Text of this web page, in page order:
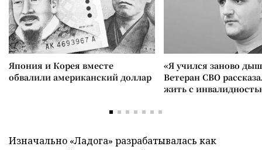
Япония и Корея вместе
обвалили американский доллар
«Я учился заново
Ветеран СВО
жить с
Изначально «Ладога» разрабатывалась как